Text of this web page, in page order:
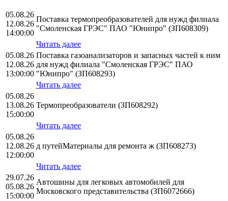
05.08.26
12.08.26
14:00:00
Поставка термопреобразователей для нужд филиала
"Смоленская ГРЭС" ПАО "Юнипро" (ЗП608309)
Читать далее
05.08.26
12.08.26
13:00:00
Поставка газоанализаторов и запасных частей к ним
для нужд филиала "Смоленская ГРЭС" ПАО
"Юнипро" (ЗП608293)
Читать далее
05.08.26
13.08.26
15:00:00
Термопреобразователи (ЗП608292)
Читать далее
05.08.26
12.08.26
12:00:00
д путейМатериалы для ремонта ж (ЗП608273)
Читать далее
29.07.26
05.08.26
15:00:00
Автошины для легковых автомобилей для
Московского представительства (ЗП6072666)